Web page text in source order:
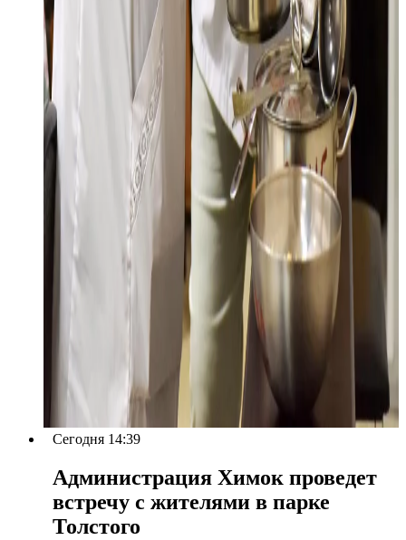
Сегодня 14:39
Администрация Химок проведет
встречу с жителями в парке
Толстого